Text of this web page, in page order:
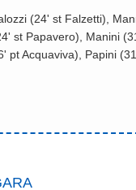
(24' st Falzetti),
st Papavero), Manini
pt Acquaviva), Papini